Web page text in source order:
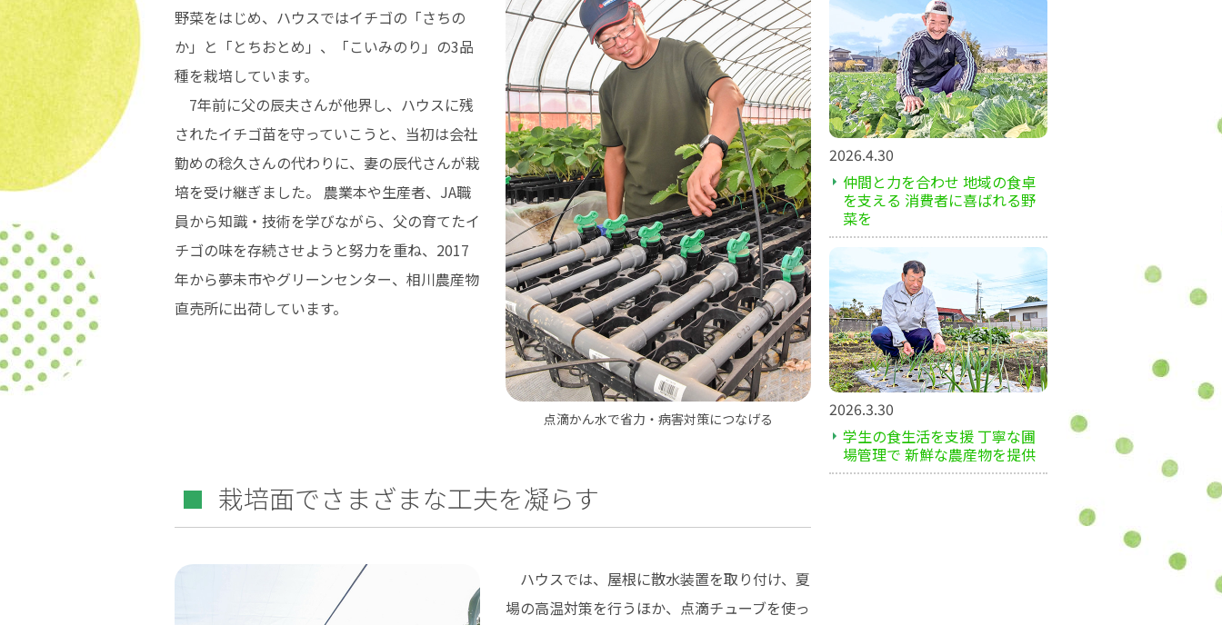
点滴かん水で省力・病害対策につなげる
野菜をはじめ、ハウスではイチゴの「さちの
か」と「とちおとめ」、「こいみのり」の3品
種を栽培しています。
7年前に父の辰夫さんが他界し、ハウスに残
されたイチゴ苗を守っていこうと、当初は会社
勤めの稔久さんの代わりに、妻の辰代さんが栽
培を受け継ぎました。 農業本や生産者、JA職
員から知識・技術を学びながら、父の育てたイ
チゴの味を存続させようと努力を重ね、2017
年から夢未市やグリーンセンター、相川農産物
直売所に出荷しています。
栽培面でさまざまな工夫を凝らす
ハウスでは、屋根に散水装置を取り付け、夏
場の高温対策を行うほか、点滴チューブを使っ
2026.4.30
仲間と力を合わせ 地域の食卓
を支える 消費者に喜ばれる野
菜を
2026.3.30
学生の食生活を支援 丁寧な圃
場管理で 新鮮な農産物を提供